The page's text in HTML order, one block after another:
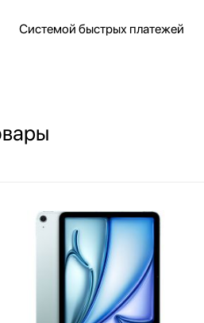
Системой быстрых платежей